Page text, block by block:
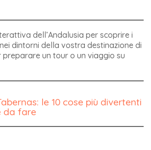
dell’Andalusia per scoprire i
dintorni della vostra destinazione di
un tour o un viaggio su
le 10 cose più divertenti
da fare